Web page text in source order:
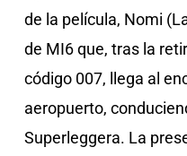
de la película, Nomi
de MI6 que, tras la
código 007, llega al
aeropuerto,
Superleggera. La